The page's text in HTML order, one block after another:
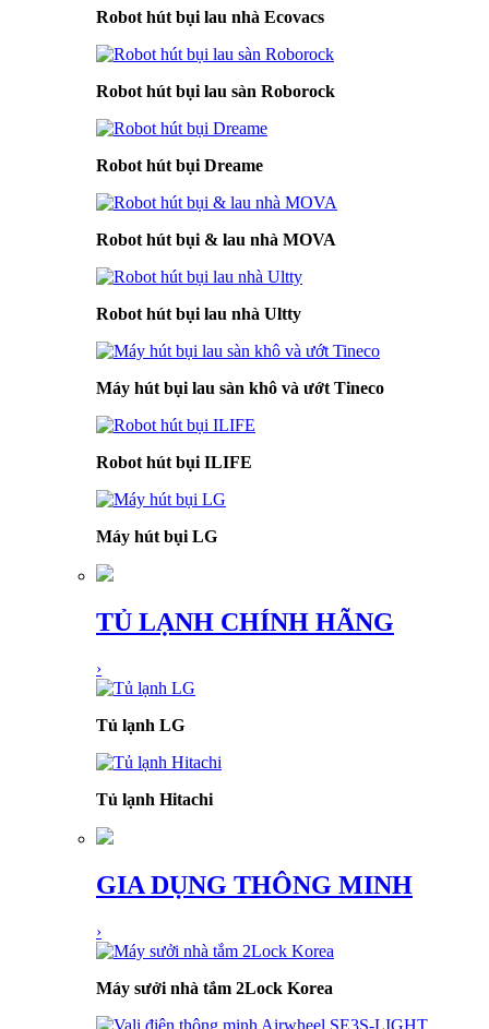
Robot hút bụi lau nhà Ecovacs
Robot hút bụi lau sàn Roborock
Robot hút bụi Dreame
Robot hút bụi & lau nhà MOVA
Robot hút bụi lau nhà Ultty
Máy hút bụi lau sàn khô và ướt Tineco
Robot hút bụi ILIFE
Máy hút bụi LG
TỦ LẠNH CHÍNH HÃNG
›
Tủ lạnh LG
Tủ lạnh Hitachi
GIA DỤNG THÔNG MINH
›
Máy sưởi nhà tắm 2Lock Korea